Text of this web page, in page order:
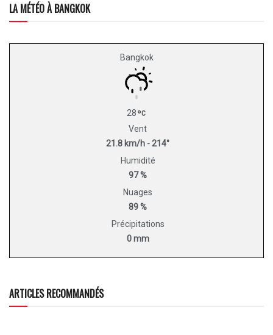
LA MÉTÉO À BANGKOK
Bangkok
28
Vent
21.8 km/h - 214°
Humidité
97 %
Nuages
89 %
Précipitations
0 mm
ARTICLES RECOMMANDÉS